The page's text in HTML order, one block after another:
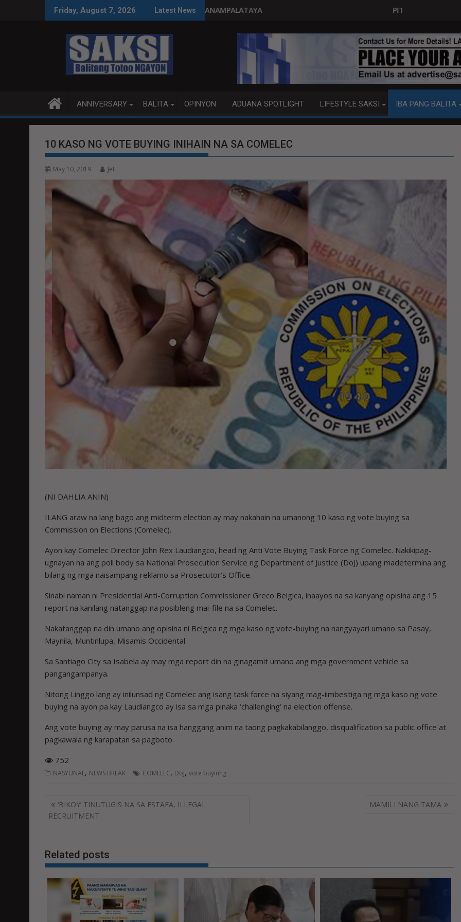
Friday, August 7, 2026 Latest News
susi sa pag-unladPANANAMPALATAYA PITO KATAO NASAGIP SA TUMAOB NA PUMP
ANNIVERSARY BALITA OPINYON ADUANA SPOTLIGHT LIFESTYLE SAKSI IBA PANG BALITA
10 KASO NG VOTE BUYING INIHAIN NA SA COMELEC
May 10, 2019 Jet
(NI DAHLIA ANIN)
ILANG araw na lang bago ang midterm election ay may nakahain na umanong 10 kaso ng vote buying sa
Commission on Elections (Comelec).
Ayon kay Comelec Director John Rex Laudiangco, head ng Anti Vote Buying Task Force ng Comelec. Nakikipag-
ugnayan na ang poll body sa National Prosecution Service ng Department of Justice (DoJ) upang madetermina ang
bilang ng mga naisampang reklamo sa Prosecutor’s Office.
Sinabi naman ni Presidential Anti-Corruption Commissioner Greco Belgica, inaayos na sa kanyang opisina ang 15
report na kanilang natanggap na posibleng mai-file na sa Comelec.
Nakatanggap na din umano ang opisina ni Belgica ng mga kaso ng vote-buying na nangyayari umano sa Pasay,
Maynila, Muntinlupa, Misamis Occidental.
Sa Santiago City sa Isabela ay may mga report din na ginagamit umano ang mga government vehicle sa
pangangampanya.
Nitong Linggo lang ay inilunsad ng Comelec ang isang task force na siyang mag-iimbestiga ng mga kaso ng vote
buying na ayon pa kay Laudiangco ay isa sa mga pinaka ‘challenging’ na election offense.
Ang vote buying ay may parusa na isa hanggang anim na taong pagkakabilanggo, disqualification sa public office at
pagkawala ng karapatan sa pagboto.
752
NASYUNAL, NEWS BREAK COMELEC, DoJ, vote buyinhg
Post
navigation
‘BIKOY’ TINUTUGIS NA SA ESTAFA, ILLEGAL
RECRUITMENT
MAMILI NANG TAMA
Related posts